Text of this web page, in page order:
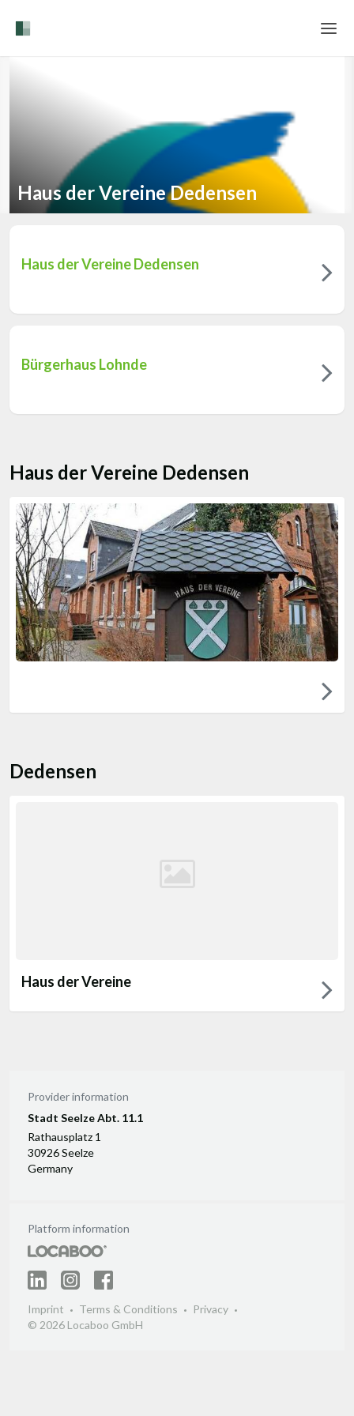
Help & Info
Haus der Vereine Dedensen
Haus der Vereine Dedensen
Bürgerhaus Lohnde
Haus der Vereine Dedensen
Dedensen
Haus der Vereine
Provider information
Stadt Seelze Abt. 11.1
Rathausplatz 1
30926 Seelze
Germany
Platform information
Imprint Terms & Conditions
Privacy
© 2026 Locaboo GmbH